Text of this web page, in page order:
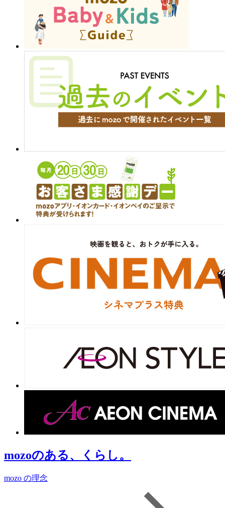
mozoのある、くらし。
mozo の理念